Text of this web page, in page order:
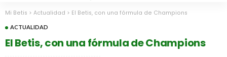
Mi Betis > Actualidad > El Betis, con una fórmula de Champions
ACTUALIDAD
El Betis, con una fórmula de Champions